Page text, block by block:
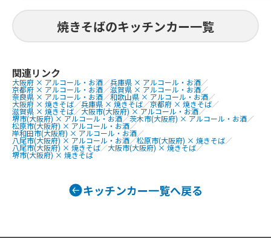
れ肉乗せ、【季節限定トッピング】お
やじの野菜まし、ナポリタン風焼きそ
ば「ミニナポ焼き」、ナポリタン風焼
きそば「ナポ焼き」900、炙り豚バラ
ナッツ、アメリカンドッグ、串フラン
ク、ポテトフライ、シャカシャカポテ
ト、チーズナポ焼きドッグ、ナポ焼き
ドッグ、ジャンボ牛串焼き、ジャンボ牛
串ステーキ700、湘南しらなみ熟成豚の
串焼き、肉巻き串おにぎり、厚切り豚タ
ン串焼き、かき氷、星降るかき氷、マ
ンゴーミサイル、メロンソーダ、メロ
ビール、レモンスカッシュ、ノンアル
モヒート、アイスコーヒー、アイスカ
ばバーガー(2
とろふわオ
の唐揚げ&コ
ば、特製ソー
焼きそばのキッチンカー一覧
関連リンク
大阪府 × アルコール・お酒／兵庫県 × アルコール・お酒／
京都府 × アルコール・お酒／滋賀県 × アルコール・お酒／
奈良県 × アルコール・お酒／和歌山県 × アルコール・お酒／
大阪府 × 焼きそば／兵庫県 × 焼きそば／京都府 × 焼きそば／
滋賀県 × 焼きそば／大阪市(大阪府) × アルコール・お酒／
堺市(大阪府) × アルコール・お酒／茨木市(大阪府) × アルコール・お酒／
松原市(大阪府) × アルコール・お酒／
岸和田市(大阪府) × アルコール・お酒／
八尾市(大阪府) × アルコール・お酒／松原市(大阪府) × 焼きそば／
八尾市(大阪府) × 焼きそば／大阪市(大阪府) × 焼きそば／
堺市(大阪府) × 焼きそば
キッチンカー一覧へ戻る